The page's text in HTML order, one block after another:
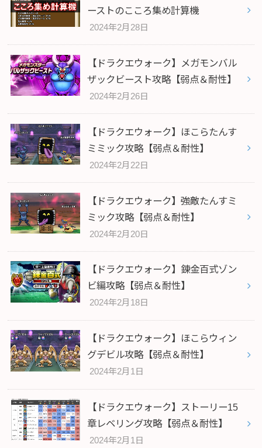
ーストのこころ集め計算機
2024年2月28日
【ドラクエウォーク】メガモンバル
ザックビースト攻略【弱点＆耐性】
2024年2月26日
【ドラクエウォーク】ほこらたんす
ミミック攻略【弱点＆耐性】
2024年2月22日
【ドラクエウォーク】強敵たんすミ
ミック攻略【弱点＆耐性】
2024年2月20日
【ドラクエウォーク】錬金百式ゾン
ビ編攻略【弱点＆耐性】
2024年2月18日
【ドラクエウォーク】ほこらウィン
グデビル攻略【弱点＆耐性】
2024年2月1日
【ドラクエウォーク】ストーリー15
章レベリング攻略【弱点＆耐性】
2024年2月1日